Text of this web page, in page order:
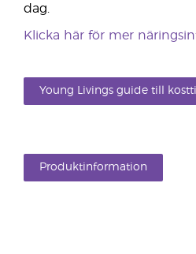
dag.
Klicka här för mer
Young Livings guide till
Produktinformation